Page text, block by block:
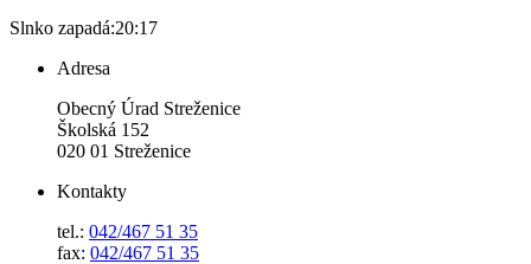
Slnko zapadá:20:17
Adresa
Obecný Úrad Streženice
Školská 152
020 01 Streženice
Kontakty
tel.: 042/467 51 35
fax: 042/467 51 35